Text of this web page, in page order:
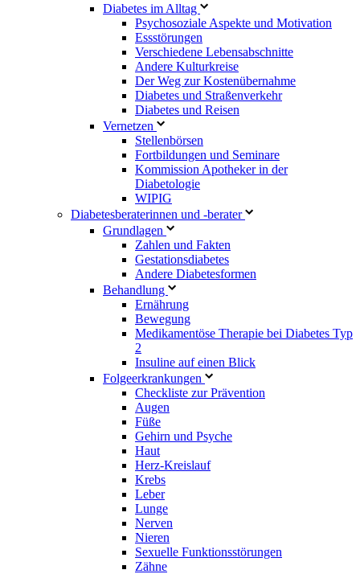
Diabetes im Alltag
Psychosoziale Aspekte und Motivation
Essstörungen
Verschiedene Lebensabschnitte
Andere Kulturkreise
Der Weg zur Kostenübernahme
Diabetes und Straßenverkehr
Diabetes und Reisen
Vernetzen
Stellenbörsen
Fortbildungen und Seminare
Kommission Apotheker in der
Diabetologie
WIPIG
Diabetesberaterinnen und -berater
Grundlagen
Zahlen und Fakten
Gestationsdiabetes
Andere Diabetesformen
Behandlung
Ernährung
Bewegung
Medikamentöse Therapie bei Diabetes Typ
2
Insuline auf einen Blick
Folgeerkrankungen
Checkliste zur Prävention
Augen
Füße
Gehirn und Psyche
Haut
Herz-Kreislauf
Krebs
Leber
Lunge
Nerven
Nieren
Sexuelle Funktionsstörungen
Zähne